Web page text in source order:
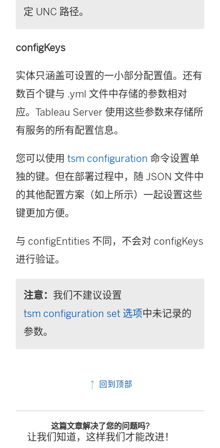
定 UNC 路径。
configKeys
实体只涵盖可设置的一小部分配置值。还有
数百个键与 .yml 文件中存储的参数相对
应。 Tableau Server 使用这些参数来存储所
有服务的所有配置信息。
您可以使用 tsm configuration 命令设置单
独的键。但在部署过程中，随 JSON 文件中
的其他配置方案（如上所示）一起设置这些
键更加方便。
与 configEntities 不同，不会对 configKeys
进行验证。
注意： 我们不建议设置
tsm configuration set 选项中未记录的
参数。
回到顶部
这篇文章解决了您的问题吗?
让我们知道，这样我们才能改进！